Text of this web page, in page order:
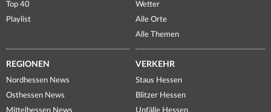
Top 40
Playlist
Wetter
Alle Orte
Alle Themen
REGIONEN
Nordhessen News
Osthessen News
VERKEHR
Staus Hessen
Blitzer Hessen